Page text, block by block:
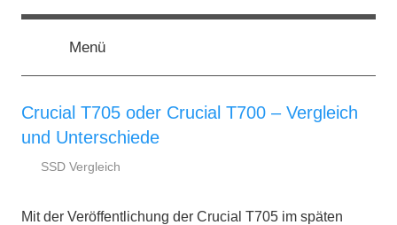
Zumssd-
ratgeber.de
SSD
Kaufberatung:
Empfehlung,
Menü
Crucial T705 oder Crucial T700 – Vergleich
und Unterschiede
Juli
ratgeber.de
SSD Vergleich
Mit der Veröffentlichung der Crucial T705 im späten